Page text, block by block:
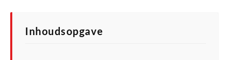
Inhoudsopgave